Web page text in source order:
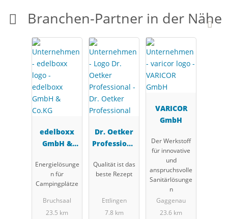
Branchen-Partner in der Nähe
edelboxx
GmbH &
Energielösunge
n für
Campingplätze
Bruchsaal
23.5 km
Dr. Oetker
Professiona
Qualität ist das
beste Rezept
Ettlingen
7.8 km
VARICOR
GmbH
Der Werkstoff
für innovative
und
anspruchsvolle
Sanitärlösunge
n
Gaggenau
23.6 km